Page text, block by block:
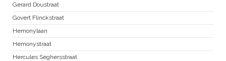
Gerard Doustraat
Govert Flinckstraat
Hemonylaan
Hemonystraat
Hercules Seghersstraat